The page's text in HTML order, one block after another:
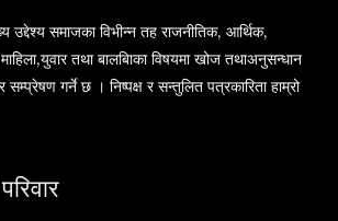
उद्देश्य समाजका विभीन्न तह राजनीतिक, आर्थिक,
तथा बालबािका विषयमा खोज तथाअनुसन्धान
गर्ने छ । निष्पक्ष र सन्तुलित पत्रकारिता हाम्रो